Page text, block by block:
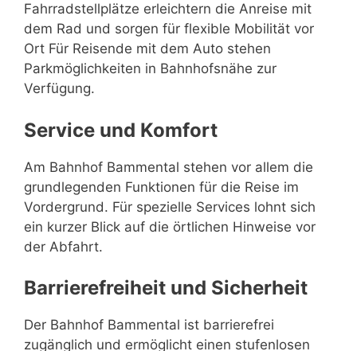
Fahrradstellplätze erleichtern die Anreise mit
dem Rad und sorgen für flexible Mobilität vor
Ort Für Reisende mit dem Auto stehen
Parkmöglichkeiten in Bahnhofsnähe zur
Verfügung.
Service und Komfort
Am Bahnhof Bammental stehen vor allem die
grundlegenden Funktionen für die Reise im
Vordergrund. Für spezielle Services lohnt sich
ein kurzer Blick auf die örtlichen Hinweise vor
der Abfahrt.
Barrierefreiheit und Sicherheit
Der Bahnhof Bammental ist barrierefrei
zugänglich und ermöglicht einen stufenlosen